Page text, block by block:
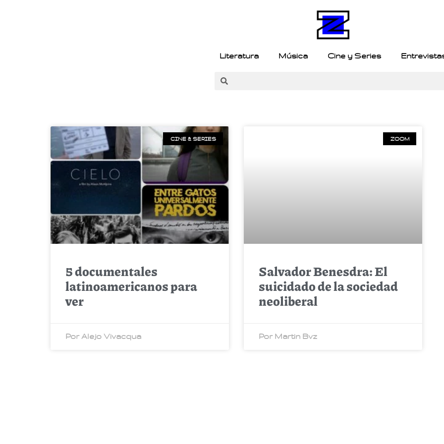
Literatura Música Cine y Series
CINE & SERIES
5 documentales
latinoamericanos para
ver
Por Alejo Vivacqua
ZOOM
Salvador Benesdra: El
suicidado de la sociedad
neoliberal
Por Martin Bvz